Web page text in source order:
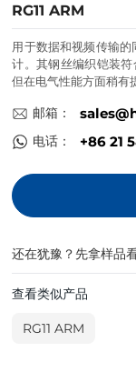
RG11 ARM
用于数据和视频传输
计。其钢丝编织铠装符
但在电气性能方面稍有
邮箱：
电话： +86 21
还在犹豫？先拿样品
查看类似产品
RG11 ARM